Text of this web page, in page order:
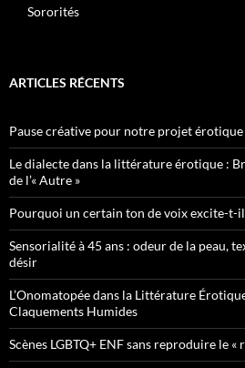
Sororités
ARTICLES RÉCENTS
Pause créative pour notre projet érotique
Le dialecte dans la littérature érotique :
de l’« Autre »
Pourquoi un certain ton de voix excite-t-il
Sensorialité à 45 ans : odeur de la peau,
désir
L’Onomatopée dans la Littérature
Claquements Humides
Scènes LGBTQ+ ENF sans reproduire le «